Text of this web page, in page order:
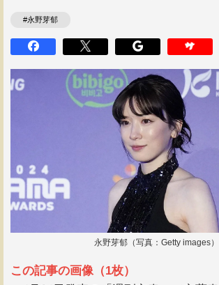
#永野芽郁
永野芽郁（写真：Getty images）
この記事の画像（1枚）